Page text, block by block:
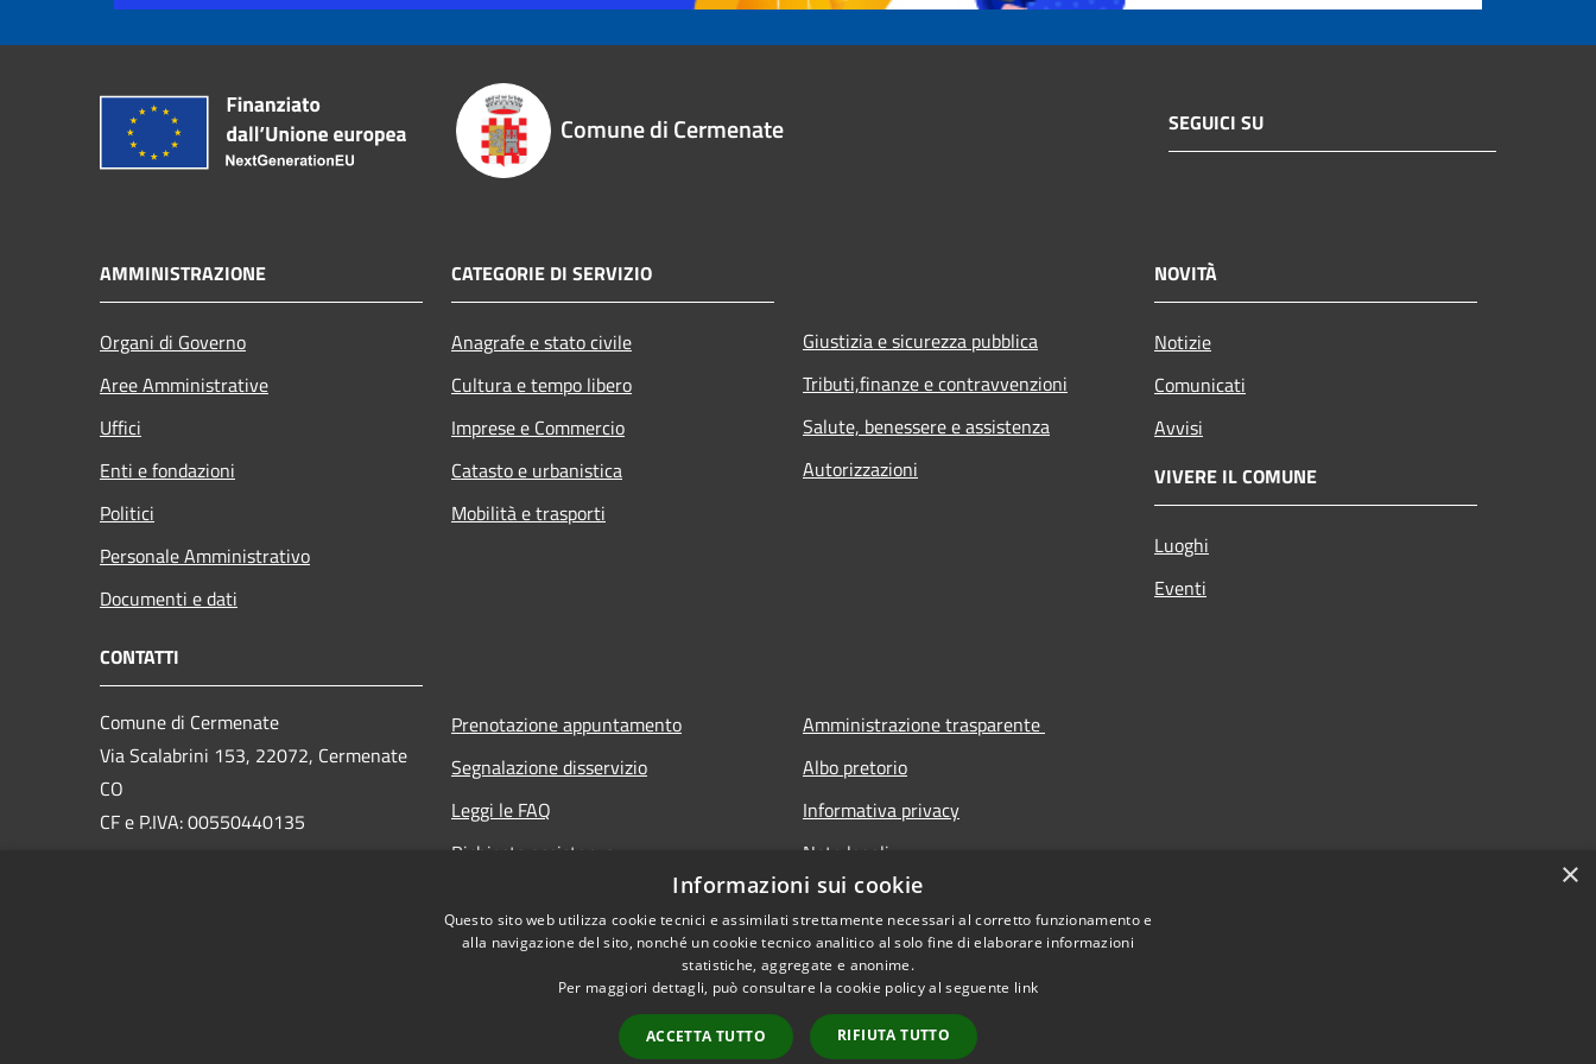
Comune di Cermenate SEGUICI SU
AMMINISTRAZIONE
Organi di Governo
Aree Amministrative
Uffici
Enti e fondazioni
Politici
Personale Amministrativo
Documenti e dati
CATEGORIE DI SERVIZIO
Anagrafe e stato civile
Cultura e tempo libero
Imprese e Commercio
Catasto e urbanistica
Mobilità e trasporti
Giustizia e sicurezza pubblica
Tributi,finanze e contravvenzioni
Salute, benessere e assistenza
Autorizzazioni
NOVITÀ
Notizie
Comunicati
Avvisi
VIVERE IL COMUNE
Luoghi
Eventi
CONTATTI
Comune di Cermenate
Via Scalabrini 153, 22072, Cermenate
CO
CF e P.IVA: 00550440135
Prenotazione appuntamento
Segnalazione disservizio
Leggi le FAQ
Richiesta assistenza
Amministrazione trasparente
Albo pretorio
Informativa privacy
Note legali
Dichiarazione di accessibilità
×
Informazioni sui cookie
Questo sito web utilizza cookie tecnici e assimilati strettamente necessari al corretto funzionamento e
alla navigazione del sito, nonché un cookie tecnico analitico al solo fine di elaborare informazioni
statistiche, aggregate e anonime.
Per maggiori dettagli, può consultare la cookie policy al seguente link
ACCETTA TUTTO RIFIUTA TUTTO